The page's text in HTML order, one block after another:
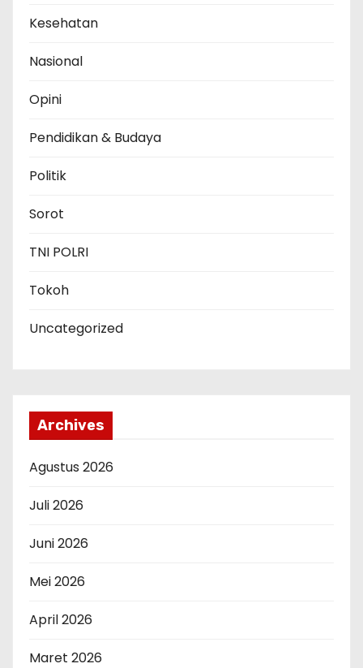
Kesehatan
Nasional
Opini
Pendidikan & Budaya
Politik
Sorot
TNI POLRI
Tokoh
Uncategorized
Archives
Agustus 2026
Juli 2026
Juni 2026
Mei 2026
April 2026
Maret 2026